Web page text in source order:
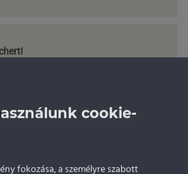
cookie-
fokozása, a személyre szabott